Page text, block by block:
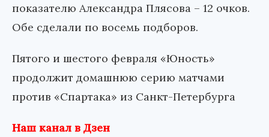
показателю Александра Плясова – 12 очков.
Обе сделали по восемь подборов.
Пятого и шестого февраля «Юность»
продолжит домашнюю серию матчами
против «Спартака» из Санкт-Петербурга
Наш канал в Дзен